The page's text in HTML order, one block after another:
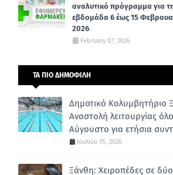
αναλυτικό πρόγραμμα για
εβδομάδα 6 έως 15
2026
February 07, 2026
ΤΑ ΠΙΟ ΔΗΜΟΦΙΛΗ
Δημοτικό Κολυμβητήριο
Αναστολή λειτουργίας
Αύγουστο για ετήσια
Ιουλίου 15, 2026
Ξάνθη: Χειροπέδες σε